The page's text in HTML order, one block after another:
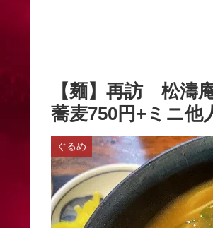
【麺】再訪 松濤
蕎麦750円+ミニ他
ぐるめ